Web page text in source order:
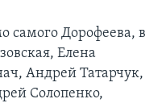
самого Дорофеева, в
Елена
Андрей Татарчук,
Солопенко,